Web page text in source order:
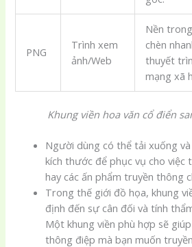
PNG
Trình xem
ảnh/Web
Nền
chèn
thuyết
mạng xã
Khung viền hoa văn cổ điển
Người dùng có thể tải xuống
kích thước để phục vụ cho việc
hay các ấn phẩm truyền thông
Trong thế giới đồ họa, khung
định đến sự cân đối và tính
Một khung viền phù hợp sẽ
thông điệp mà bạn muốn